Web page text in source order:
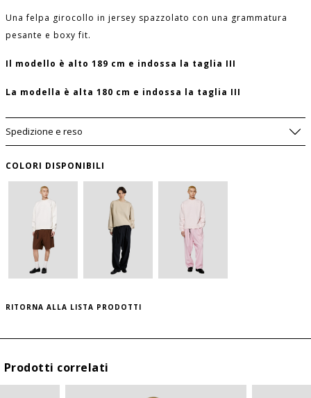
Una felpa girocollo in jersey spazzolato con una grammatura
pesante e boxy fit.
Il modello è alto 189 cm e indossa la taglia III
La modella è alta 180 cm e indossa la taglia III
Spedizione e reso
COLORI DISPONIBILI
RITORNA ALLA LISTA PRODOTTI
Prodotti correlati
SIZE GUIDE
TAGLIA
AVVISAMI SE DOVESSE TORNARE
DISPONIBILE
WISHLIST
per salvare questo articolo nella tua wishlist